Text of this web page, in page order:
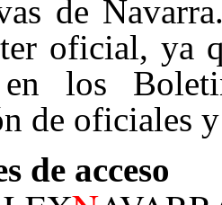
de
oficial, ya
en los
de oficiales
de acceso